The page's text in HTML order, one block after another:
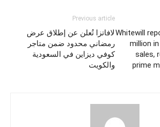
Previous article
لافاتزا تُعلن عن إطلاق عرض
رمضاني محدود ضمن متاجر
كوفي ديزاين في السعودية
والكويت
Whitewill
million
sales,
prime